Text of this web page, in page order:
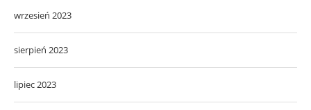
wrzesień 2023
sierpień 2023
lipiec 2023